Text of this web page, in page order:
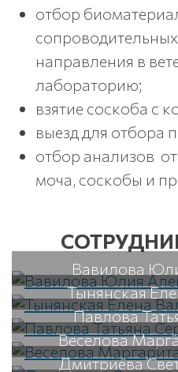
отбор
направления в
лабораторию;
взятие соскоба с
выезд для отбора
отбор анализов
моча, соскобы и
Вавилова
Тынянская
Павлова
Веселова
Дмитриева